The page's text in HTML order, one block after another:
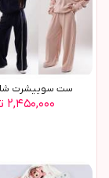
ست سوييشرت
۲,۴۵۰,۰۰۰ تومان